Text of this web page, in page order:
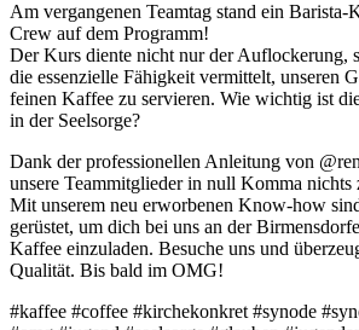
Am vergangenen Teamtag stand ein Barista-
Crew auf dem Programm!
Der Kurs diente nicht nur der Auflockerung,
die essenzielle Fähigkeit vermittelt, unseren
feinen Kaffee zu servieren. Wie wichtig ist
in der Seelsorge?
Dank der professionellen Anleitung von
unsere Teammitglieder in null Komma nichts
Mit unserem neu erworbenen Know-how
gerüstet, um dich bei uns an der
Kaffee einzuladen. Besuche uns und
Qualität. Bis bald im OMG!
#kaffee #coffee #kirchekonkret #synode